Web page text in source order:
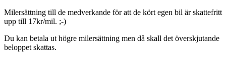
Milersättning till de medverkande för att de kört egen bil är skattefritt
upp till 17kr/mil. ;-)
Du kan betala ut högre milersättning men då skall det överskjutande
beloppet skattas.